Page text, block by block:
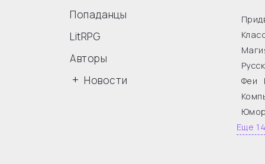
Попаданцы
LitRPG
Авторы
Новости
Феи
Еще